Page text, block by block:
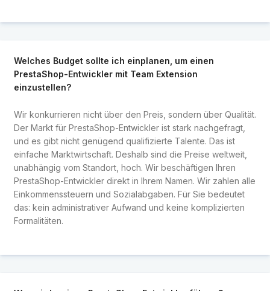
Welches Budget sollte ich einplanen, um einen
PrestaShop-Entwickler mit Team Extension
einzustellen?
Wir konkurrieren nicht über den Preis, sondern über Qualität.
Der Markt für PrestaShop-Entwickler ist stark nachgefragt,
und es gibt nicht genügend qualifizierte Talente. Das ist
einfache Marktwirtschaft. Deshalb sind die Preise weltweit,
unabhängig vom Standort, hoch. Wir beschäftigen Ihren
PrestaShop-Entwickler direkt in Ihrem Namen. Wir zahlen alle
Einkommenssteuern und Sozialabgaben. Für Sie bedeutet
das: kein administrativer Aufwand und keine komplizierten
Formalitäten.